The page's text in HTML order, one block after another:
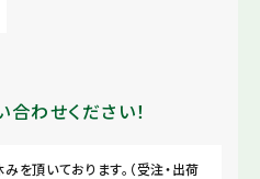
わせください！
を頂いております。（受注・出荷